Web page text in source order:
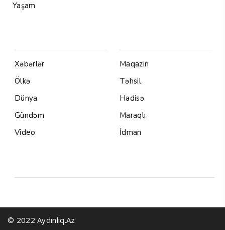
Yaşam
Xəbərlər
Ölkə
Dünya
Gündəm
Video
Maqazin
Təhsil
Hadisə
Maraqlı
İdman
© 2022 Aydınlıq.Az